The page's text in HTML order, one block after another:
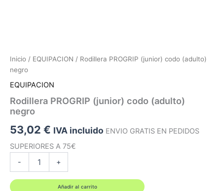
Inicio / EQUIPACION / Rodillera PROGRIP (junior) codo (adulto)
negro
EQUIPACION
Rodillera PROGRIP (junior) codo (adulto)
negro
53,02 € IVA incluido ENVIO GRATIS EN PEDIDOS
SUPERIORES A 75€
-
codo
+
Añadir al carrito